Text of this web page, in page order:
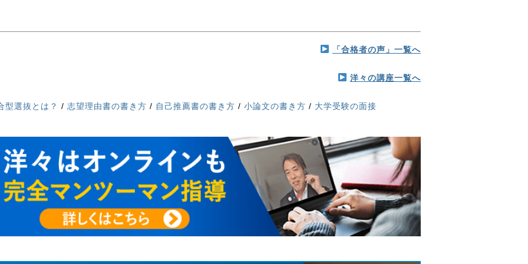
「合格者の声」一覧へ
洋々の講座一覧へ
型選抜とは？ / 志望理由書の書き方 / 自己推薦書の書き方 / 小論文の書き方 / 大学受験の面接